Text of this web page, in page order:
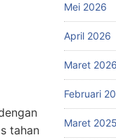
tahan
Mei 2026
April 2026
Maret 2026
Februari
Maret 2025